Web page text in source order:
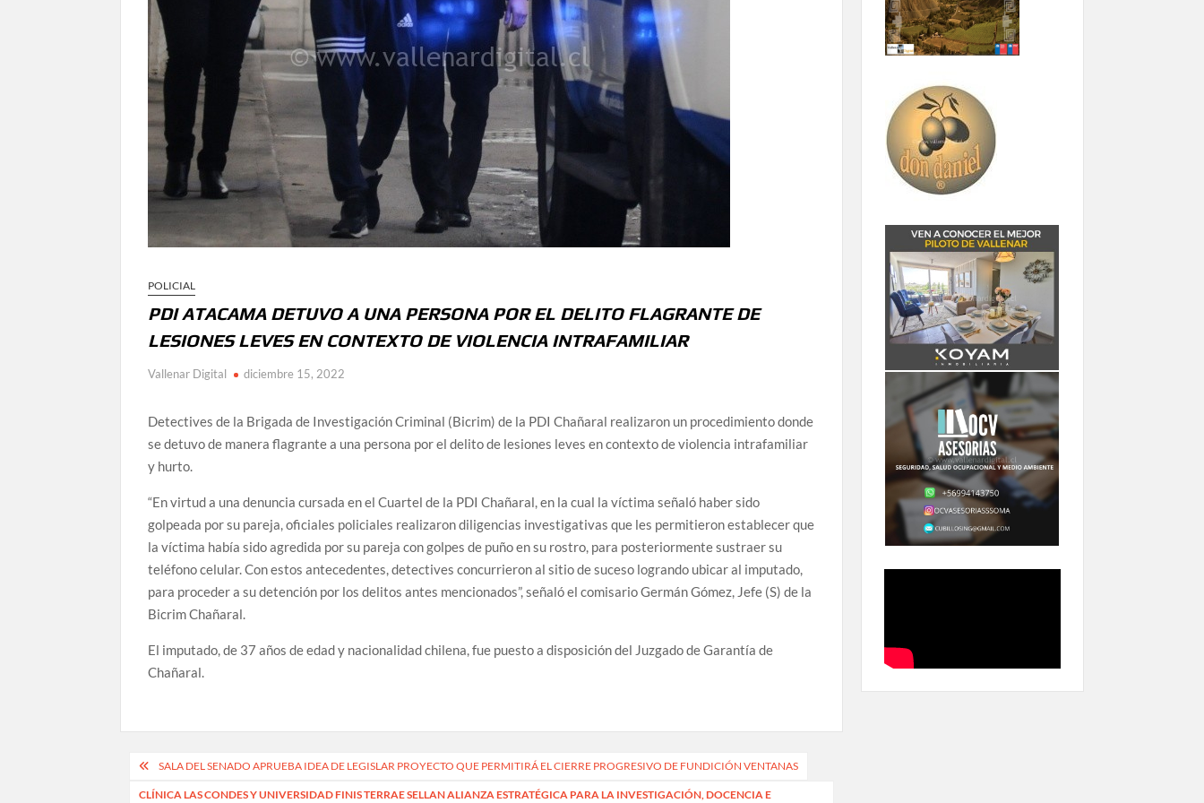
POLICIAL
PDI ATACAMA DETUVO A UNA PERSONA POR EL DELITO FLAGRANTE DE
LESIONES LEVES EN CONTEXTO DE VIOLENCIA INTRAFAMILIAR
Vallenar Digital diciembre 15, 2022
Detectives de la Brigada de Investigación Criminal (Bicrim) de la PDI Chañaral realizaron un procedimiento donde
se detuvo de manera flagrante a una persona por el delito de lesiones leves en contexto de violencia intrafamiliar
y hurto.
“En virtud a una denuncia cursada en el Cuartel de la PDI Chañaral, en la cual la víctima señaló haber sido
golpeada por su pareja, oficiales policiales realizaron diligencias investigativas que les permitieron establecer que
la víctima había sido agredida por su pareja con golpes de puño en su rostro, para posteriormente sustraer su
teléfono celular. Con estos antecedentes, detectives concurrieron al sitio de suceso logrando ubicar al imputado,
para proceder a su detención por los delitos antes mencionados”, señaló el comisario Germán Gómez, Jefe (S) de la
Bicrim Chañaral.
El imputado, de 37 años de edad y nacionalidad chilena, fue puesto a disposición del Juzgado de Garantía de
Chañaral.
Navegación
de
SALA DEL SENADO APRUEBA IDEA DE LEGISLAR PROYECTO QUE PERMITIRÁ EL CIERRE PROGRESIVO DE FUNDICIÓN VENTANAS
CLÍNICA LAS CONDES Y UNIVERSIDAD FINIS TERRAE SELLAN ALIANZA ESTRATÉGICA PARA LA INVESTIGACIÓN, DOCENCIA E